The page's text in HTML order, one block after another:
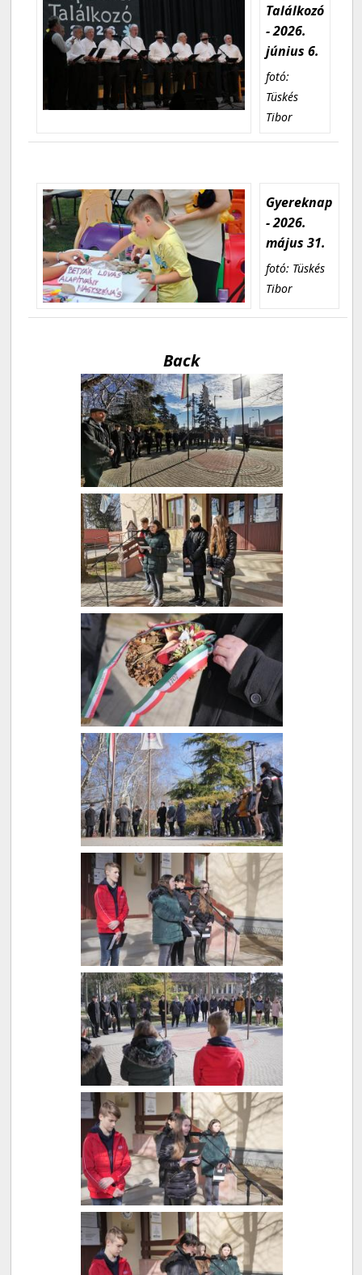
Találkozó
- 2026.
június 6.
fotó:
Tüskés
Tibor
Gyereknap
- 2026.
május 31.
fotó: Tüskés
Tibor
Back